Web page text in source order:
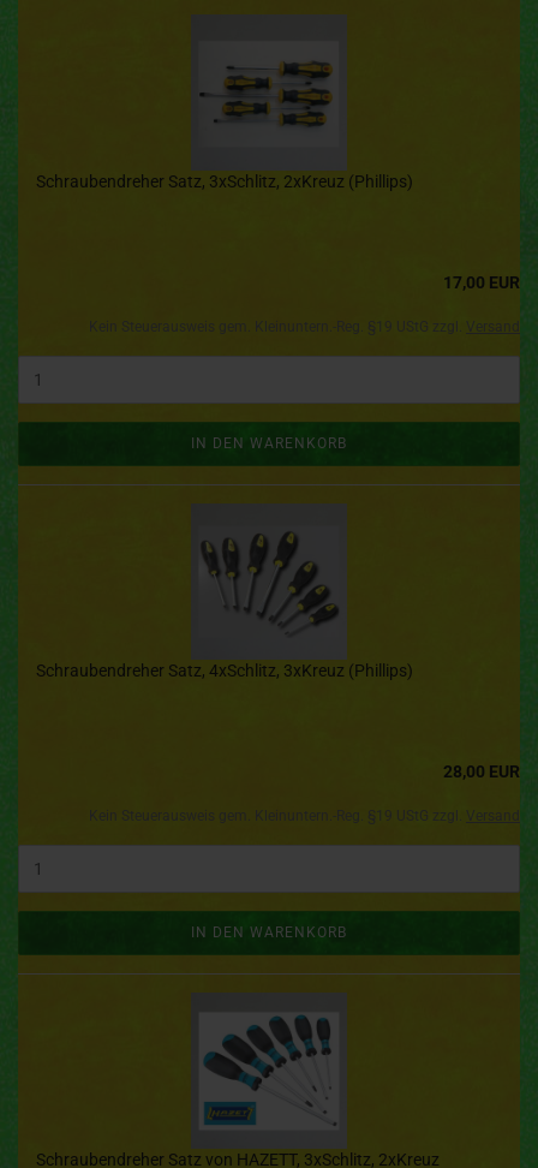
Schraubendreher Satz, 3xSchlitz, 2xKreuz (Phillips)
17,00 EUR
Kein Steuerausweis gem. Kleinuntern.-Reg. §19 UStG zzgl. Versand
IN DEN WARENKORB
Schraubendreher Satz, 4xSchlitz, 3xKreuz (Phillips)
28,00 EUR
Kein Steuerausweis gem. Kleinuntern.-Reg. §19 UStG zzgl. Versand
IN DEN WARENKORB
Schraubendreher Satz von HAZETT, 3xSchlitz, 2xKreuz